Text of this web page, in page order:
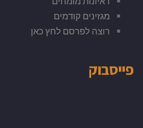
מגזינים קודמים
רוצה לפרסם לחץ כאן
פייסבוק